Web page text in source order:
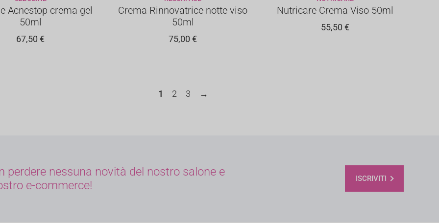
AL CARRELLO
Acnestop crema gel
50ml
67,50€
AGGIUNGI AL CARRELLO
Crema Rinnovatrice notte viso
50ml
75,00€
AGGIUNGI AL CARRELLO
Nutricare Crema Viso 50ml
55,50€
1 2 3 →
nessuna novità del nostro salone e
e-commerce!
ISCRIVITI